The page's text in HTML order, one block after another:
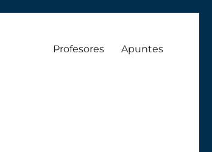
Profesores Apuntes